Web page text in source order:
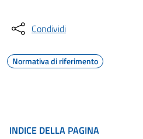
Condividi
Normativa di riferimento
INDICE DELLA PAGINA